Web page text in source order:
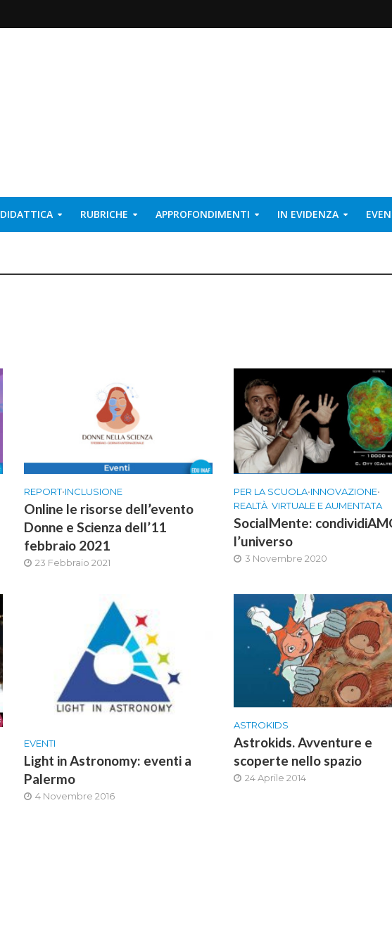
DIDATTICA RUBRICHE APPROFONDIMENTI IN EVIDENZA
REPORT•INCLUSIONE
Online le risorse dell’evento
Donne e Scienza dell’11
febbraio 2021
23 Febbraio 2021
PER LA SCUOLA•INNOVAZIONE•
REALTÀ VIRTUALE E AUMENTATA
SocialMente:
l’universo
3 Novembre 2020
EVENTI
Light in Astronomy: eventi a
Palermo
4 Novembre 2016
ASTROKIDS
Astrokids. Avventure e
scoperte nello spazio
24 Aprile 2014